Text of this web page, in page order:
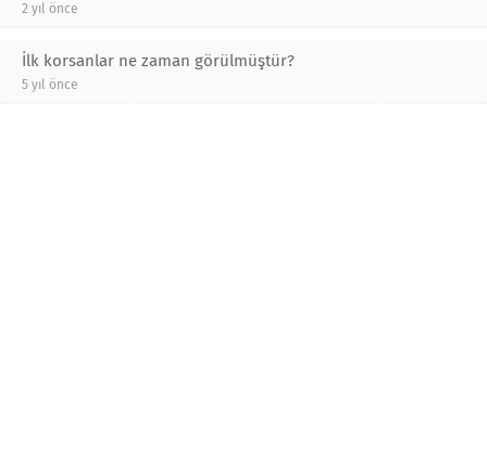
2 yıl önce
İlk korsanlar ne zaman görülmüştür?
5 yıl önce